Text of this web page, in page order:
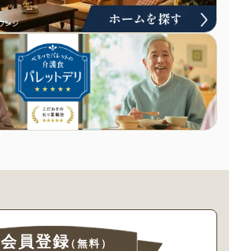
会員登録（無料）